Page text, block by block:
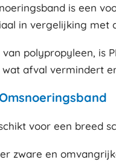
is een
in vergelijking met
polypropyleen, is
afval vermindert
voor een breed
zware en